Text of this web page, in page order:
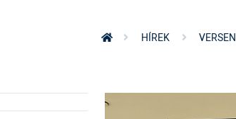
HÍREK